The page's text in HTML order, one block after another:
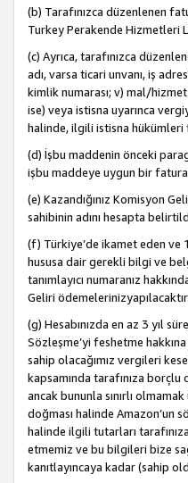
(b) Tarafınızca düzenlenen
Turkey Perakende Hizmetleri
(c) Ayrıca, tarafınızca
adı, varsa ticari unvanı, iş
kimlik numarası; v) mal/hizmet
ise) veya istisna uyarınca
halinde, ilgili istisna hükümleri
(d) İşbu maddenin önceki
işbu maddeye uygun bir
(e) Kazandığınız Komisyon
sahibinin adını hesapta
(f) Türkiye’de ikamet eden ve
hususa dair gerekli bilgi ve
tanımlayıcı numaranız
Geliri
(g) Hesabınızda en az 3 yıl
Sözleşme’yi feshetme
sahip olacağımız vergileri
kapsamında tarafınıza
ancak bununla sınırlı
doğması halinde Amazon’un
halinde ilgili tutarları
etmemiz ve bu bilgileri bize
kanıtlayıncaya kadar (sahip